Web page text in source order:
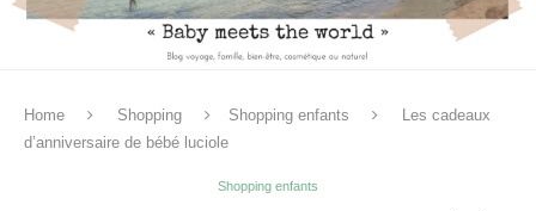
Home Shopping Shopping enfants
Les cadeaux
d’anniversaire de bébé luciole
Shopping enfants